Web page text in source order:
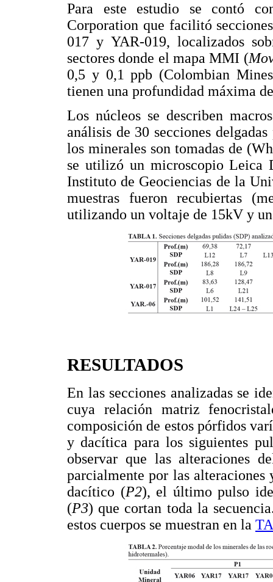
Para este estudio se contó
Corporation que facilitó
017 y YAR-019, localizados
sectores donde el mapa MMI (
0,5 y 0,1 ppb (Colombian
tienen una profundidad máxima
Los núcleos se describen
análisis de 30 secciones
los minerales son tomadas de
se utilizó un microscopio Leica
Instituto de Geociencias de la
muestras fueron recubiertas
utilizando un voltaje de 15kV y
RESULTADOS
En las secciones analizadas se
cuya relación matriz
composición de estos pórfidos
y dacítica para los siguientes
observar que las alteraciones
parcialmente por las
dacítico (P2), el último pulso
(P3) que cortan toda la
estos cuerpos se muestran en la